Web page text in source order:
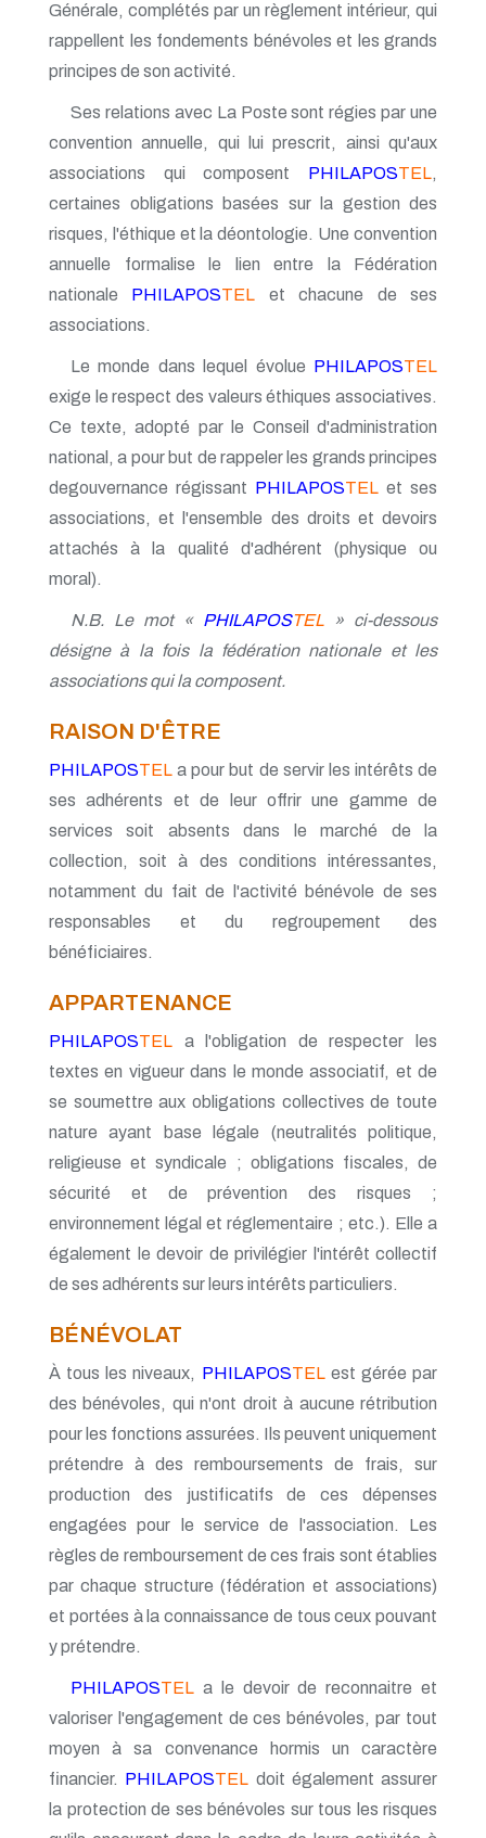
Générale, complétés par un règlement intérieur, qui
rappellent les fondements bénévoles et les grands
principes de son activité.
Ses relations avec La Poste sont régies par une
convention annuelle, qui lui prescrit, ainsi qu'aux
associations qui composent PHILAPOSTEL,
certaines obligations basées sur la gestion des
risques, l'éthique et la déontologie. Une convention
annuelle formalise le lien entre la Fédération
nationale PHILAPOSTEL et chacune de ses
associations.
Le monde dans lequel évolue PHILAPOSTEL
exige le respect des valeurs éthiques associatives.
Ce texte, adopté par le Conseil d'administration
national, a pour but de rappeler les grands principes
degouvernance régissant PHILAPOSTEL et ses
associations, et l'ensemble des droits et devoirs
attachés à la qualité d'adhérent (physique ou
moral).
N.B. Le mot « PHILAPOSTEL » ci-dessous
désigne à la fois la fédération nationale et les
associations qui la composent.
RAISON D'ÊTRE
PHILAPOSTEL a pour but de servir les intérêts de
ses adhérents et de leur offrir une gamme de
services soit absents dans le marché de la
collection, soit à des conditions intéressantes,
notamment du fait de l'activité bénévole de ses
responsables et du regroupement des
bénéficiaires.
APPARTENANCE
PHILAPOSTEL a l'obligation de respecter les
textes en vigueur dans le monde associatif, et de
se soumettre aux obligations collectives de toute
nature ayant base légale (neutralités politique,
religieuse et syndicale ; obligations fiscales, de
sécurité et de prévention des risques ;
environnement légal et réglementaire ; etc.). Elle a
également le devoir de privilégier l'intérêt collectif
de ses adhérents sur leurs intérêts particuliers.
BÉNÉVOLAT
À tous les niveaux, PHILAPOSTELest gérée par
des bénévoles, qui n'ont droit à aucune rétribution
pour les fonctions assurées. Ils peuvent uniquement
prétendre à des remboursements de frais, sur
production des justificatifs de ces dépenses
engagées pour le service de l'association. Les
règles de remboursement de ces frais sont établies
par chaque structure (fédération et associations)
et portées à la connaissance de tous ceux pouvant
y prétendre.
PHILAPOSTEL a le devoir de reconnaitre et
valoriser l'engagement de ces bénévoles, par tout
moyen à sa convenance hormis un caractère
financier. PHILAPOSTEL doit également assurer
la protection de ses bénévoles sur tous les risques